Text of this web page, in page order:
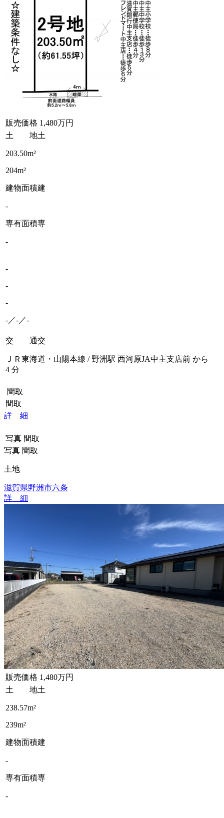
販売価格 1,480万円
土 地土
203.50m²
204m²
建物面積建
-
専有面積専
-
-
-
-
-／-／-
交 通交
ＪＲ東海道・山陽本線 / 野洲駅 西河原JA中主支店前 から
4 分
間取
間取
詳 細
写真 間取
写真 間取
土地
滋賀県野洲市六条
詳 細
販売価格 1,480万円
土 地土
238.57m²
239m²
建物面積建
-
専有面積専
-